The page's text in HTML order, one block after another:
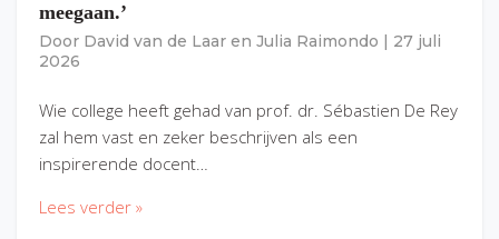
meegaan.’
Door David van de Laar en Julia Raimondo
27 juli
2026
Wie college heeft gehad van prof. dr. Sébastien De Rey
zal hem vast en zeker beschrijven als een
inspirerende docent…
Lees verder »